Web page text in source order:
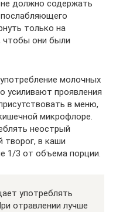
должно содержать
только на
чтобы они были
молочных
усиливают проявления
в меню,
микрофлоре.
неострый
в каши
1/3 от объема порции.
употреблять
отравлении лучше